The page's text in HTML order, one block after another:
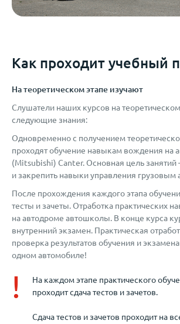
Как проходит учебный
На теоретическом этапе изучают
Слушатели наших курсов на
следующие знания:
Одновременно с получением
проходят обучение навыкам вождения на
(Mitsubishi) Canter. Основная цель занятий
и закрепить навыки управления грузовым
После прохождения каждого этапа
тесты и зачеты. Отработка практических
на автодроме автошколы. В конце курса
внутренний экзамен. Практическая
проверка результатов обучения и
одном автомобиле!
!
На каждом этапе практического
проходит сдача тестов и зачетов.
Сдача тестов и зачетов проходит на